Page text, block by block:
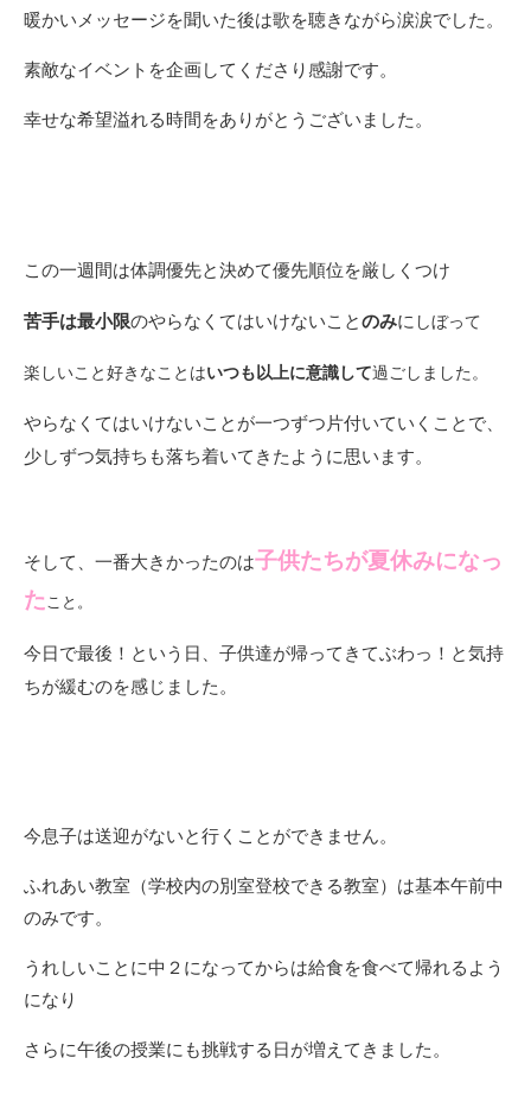
暖かいメッセージを聞いた後は歌を聴きながら涙涙でした。
素敵なイベントを企画してくださり感謝です。
幸せな希望溢れる時間をありがとうございました。
この一週間は体調優先と決めて優先順位を厳しくつけ
苦手は最小限のやらなくてはいけないことのみに しぼって
楽しいこと好きなことはいつも以上に意識して過ごしました。
やらなくてはいけないことが一つずつ片付いていくことで、
少しずつ気持ちも落ち着いてきたように思います。
そして、一番大きかったのは子供たちが夏休みになっ
た こと 。
今日で最後！という日、子供達が帰ってきてぶわっ！と気持
ちが緩むのを感じました。
今息子は送迎がないと行くことができません。
ふれあい教室（学校内の別室登校できる教室）は基本午前中
のみです。
うれしいことに中２になってからは給食を食べて帰れるよう
になり
さらに午後の授業にも挑戦する日が増えてきました。